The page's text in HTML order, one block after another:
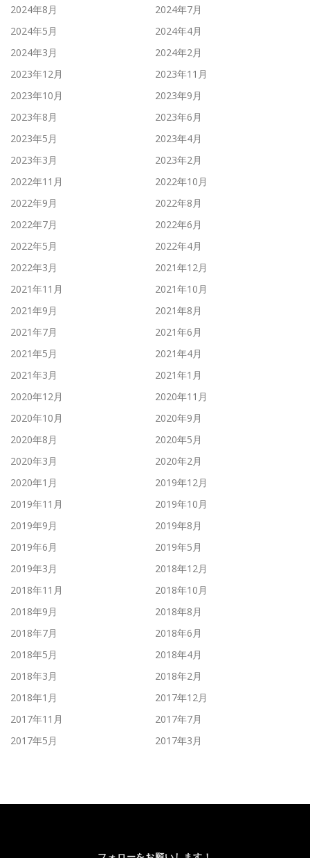
2024年8月
2024年7月
2024年5月
2024年4月
2024年3月
2024年2月
2023年12月
2023年11月
2023年10月
2023年9月
2023年8月
2023年6月
2023年5月
2023年4月
2023年3月
2023年2月
2022年11月
2022年10月
2022年9月
2022年8月
2022年7月
2022年6月
2022年5月
2022年4月
2022年3月
2021年12月
2021年11月
2021年10月
2021年9月
2021年8月
2021年7月
2021年6月
2021年5月
2021年4月
2021年3月
2021年1月
2020年12月
2020年11月
2020年10月
2020年9月
2020年8月
2020年5月
2020年3月
2020年2月
2020年1月
2019年12月
2019年11月
2019年10月
2019年9月
2019年8月
2019年6月
2019年5月
2019年3月
2018年12月
2018年11月
2018年10月
2018年9月
2018年8月
2018年7月
2018年6月
2018年5月
2018年4月
2018年3月
2018年2月
2018年1月
2017年12月
2017年11月
2017年7月
2017年5月
2017年3月